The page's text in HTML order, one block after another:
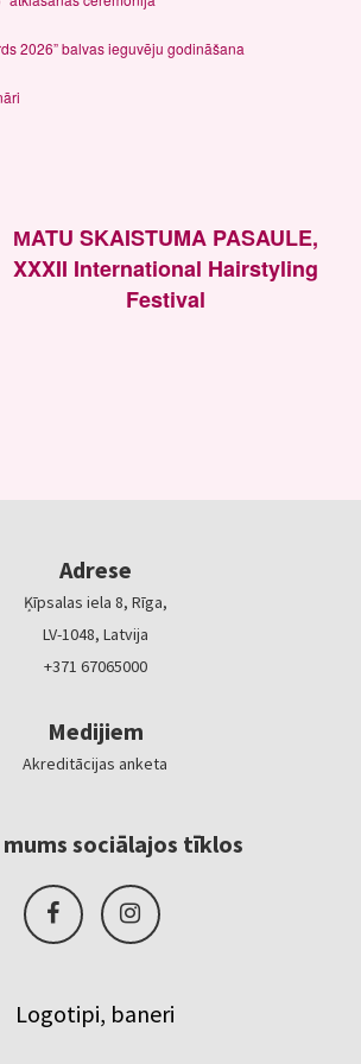
Adrese
Ķīpsalas iela 8, Rīga,
LV-1048, Latvija
+371 67065000
Medijiem
Akreditācijas anketa
mums sociālajos tīklos
Logotipi, baneri